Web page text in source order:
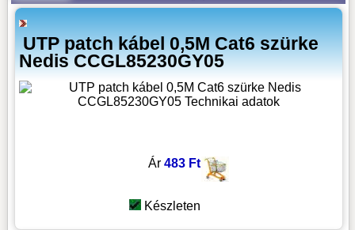
UTP patch kábel 0,5M Cat6 szürke
Nedis CCGL85230GY05
Ár 483 Ft
Készleten